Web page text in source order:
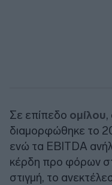
Σε επίπεδο ομίλου,
διαμορφώθηκε το
ενώ τα EBITDA
κέρδη προ φόρων
στιγμή, το